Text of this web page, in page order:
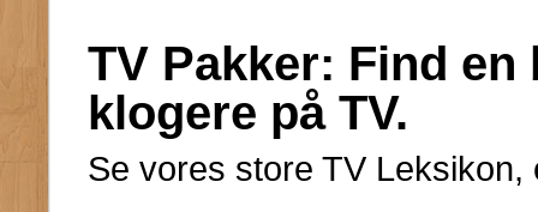
TV Pakker: Find
klogere på TV.
Se vores store TV Leksikon,